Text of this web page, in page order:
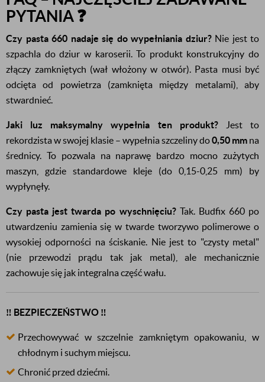
PYTANIA ❓
Czy pasta 660 nadaje się do wypełniania dziur?Nie jest to
szpachla do dziur w karoserii. To produkt konstrukcyjny do
złączy zamkniętych (wał włożony w otwór). Pasta musi być
odcięta od powietrza (zamknięta między metalami), aby
stwardnieć.
Jaki luz maksymalny wypełnia ten produkt?Jest to
rekordzista w swojej klasie – wypełnia szczeliny do0,50 mm na
średnicy. To pozwala na naprawę bardzo mocno zużytych
maszyn, gdzie standardowe kleje (do 0,15-0,25 mm) by
wypłynęły.
Czy pasta jest twarda po wyschnięciu?Tak. Budfix 660 po
utwardzeniu zamienia się w twarde tworzywo polimerowe o
wysokiej odporności na ściskanie. Nie jest to "czysty metal"
(nie przewodzi prądu tak jak metal), ale mechanicznie
zachowuje się jak integralna część wału.
‼️ BEZPIECZEŃSTWO ‼️
Przechowywać w szczelnie zamkniętym opakowaniu, w
chłodnym i suchym miejscu.
Chronić przed dziećmi.